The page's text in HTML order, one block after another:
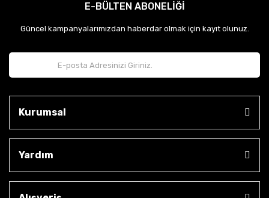
E-BÜLTEN ABONELİĞİ
Güncel kampanyalarımızdan haberdar olmak için kayıt olunuz.
Kurumsal
Yardım